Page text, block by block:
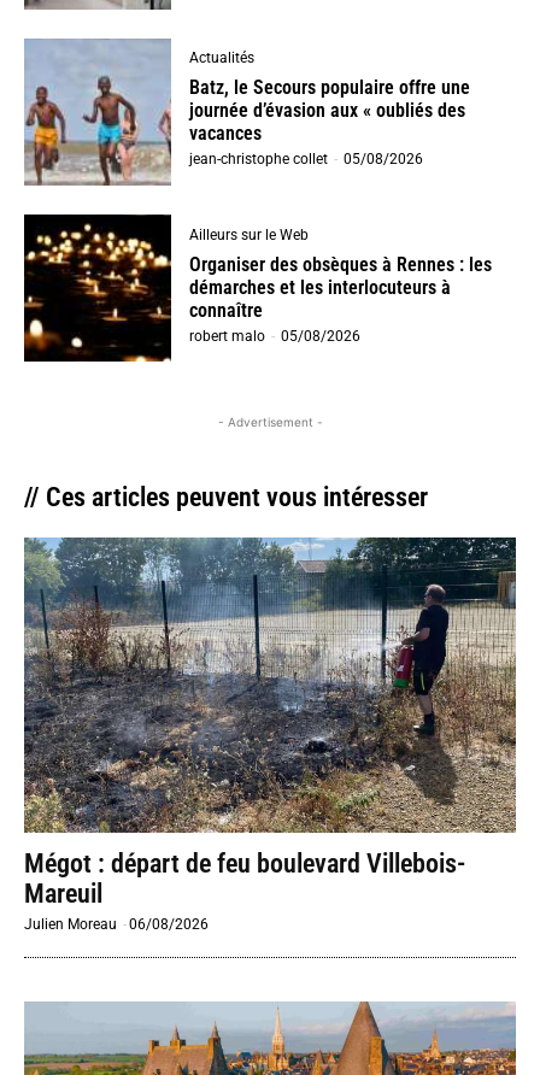
Actualités
Batz, le Secours populaire offre une
journée d’évasion aux « oubliés des
vacances
jean-christophe collet - 05/08/2026
Ailleurs sur le Web
Organiser des obsèques à Rennes : les
démarches et les interlocuteurs à
connaître
robert malo - 05/08/2026
- Advertisement -
// Ces articles peuvent vous intéresser
Mégot : départ de feu boulevard Villebois-
Mareuil
Julien Moreau -06/08/2026